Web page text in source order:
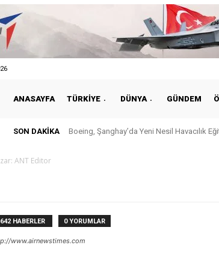
ANASAYFA TÜRKIYE DÜNYA GÜNDEM
SON DAKIKA Boeing, Şanghay’da Yeni Nesil Havacılık
ANT Editor
HABERLER 0 YORUMLAR
www.airnewstimes.com